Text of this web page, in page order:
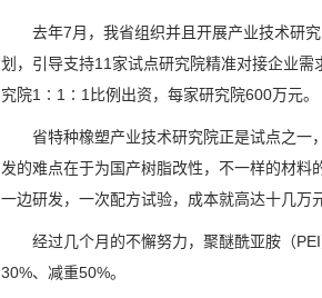
去年7月，我省组织并且开展产业技术研究
划，引导支持11家试点研究院精准对接企业
究院1∶1∶1比例出资，每家研究院600万元。
省特种橡塑产业技术研究院正是试点之一，
发的难点在于为国产树脂改性，不一样的材料
一边研发，一次配方试验，成本就高达十几万元
经过几个月的不懈努力，聚醚酰亚胺（PEI
30%、减重50%。